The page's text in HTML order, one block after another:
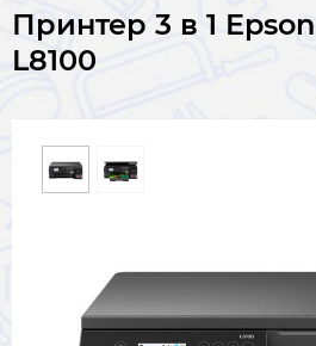
Принтер 3 в 1
L8100